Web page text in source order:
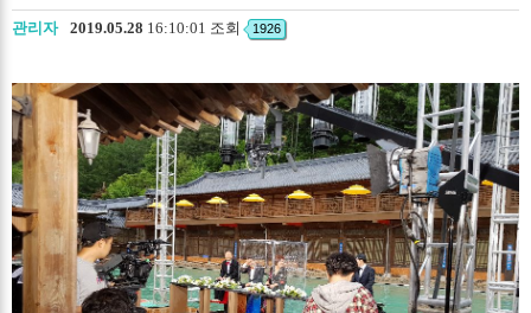
관리자 2019.05.28 16:10:01 조회 1926